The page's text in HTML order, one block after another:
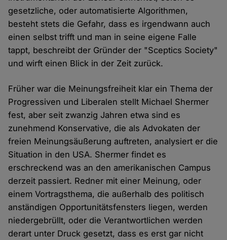
gesetzliche, oder automatisierte Algorithmen,
besteht stets die Gefahr, dass es irgendwann auch
einen selbst trifft und man in seine eigene Falle
tappt, beschreibt der Gründer der "Sceptics Society"
und wirft einen Blick in der Zeit zurück.
Früher war die Meinungsfreiheit klar ein Thema der
Progressiven und Liberalen stellt Michael Shermer
fest, aber seit zwanzig Jahren etwa sind es
zunehmend Konservative, die als Advokaten der
freien Meinungsäußerung auftreten, analysiert er die
Situation in den USA. Shermer findet es
erschreckend was an den amerikanischen Campus
derzeit passiert. Redner mit einer Meinung, oder
einem Vortragsthema, die außerhalb des politisch
anständigen Opportunitätsfensters liegen, werden
niedergebrüllt, oder die Verantwortlichen werden
derart unter Druck gesetzt, dass es erst gar nicht